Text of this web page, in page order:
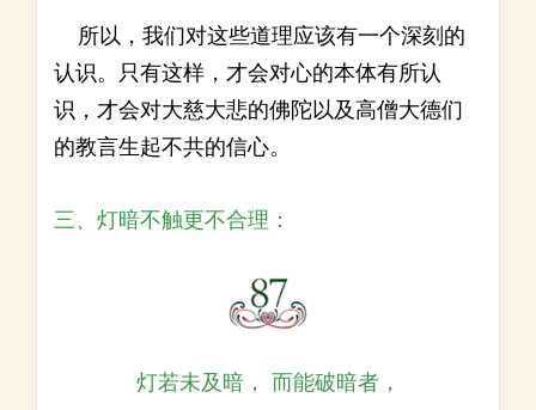
所以，我们对这些道理应该有一个深刻的
认识。只有这样，才会对心的本体有所认
识，才会对大慈大悲的佛陀以及高僧大德们
的教言生起不共的信心。
三、灯暗不触更不合理：
灯若未及暗， 而能破暗者，